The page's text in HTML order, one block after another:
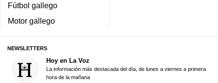
Fútbol gallego
Motor gallego
NEWSLETTERS
Hoy en La Voz
La información más destacada del día, de lunes a viernes a primera
hora de la mañana